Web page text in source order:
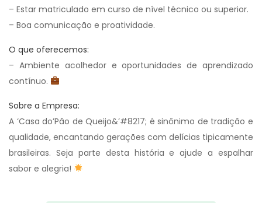
– Estar matriculado em curso de nível técnico ou superior.
– Boa comunicação e proatividade.
O que oferecemos:
– Ambiente acolhedor e oportunidades de aprendizado
contínuo.
Sobre a Empresa:
A ‘Casa do’Pão de Queijo&’#8217; é sinônimo de tradição e
qualidade, encantando gerações com delícias tipicamente
brasileiras. Seja parte desta história e ajude a espalhar
sabor e alegria!